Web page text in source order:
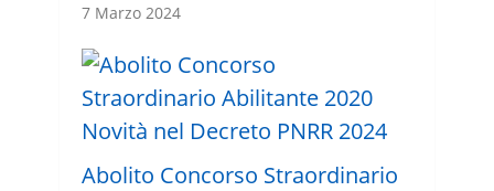
7 Marzo 2024
Abolito Concorso Straordinario